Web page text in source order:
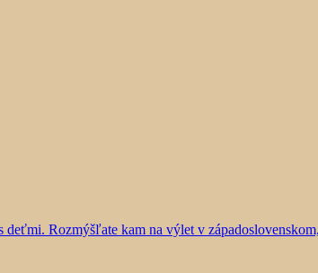
Rozmýšľate kam na výlet v